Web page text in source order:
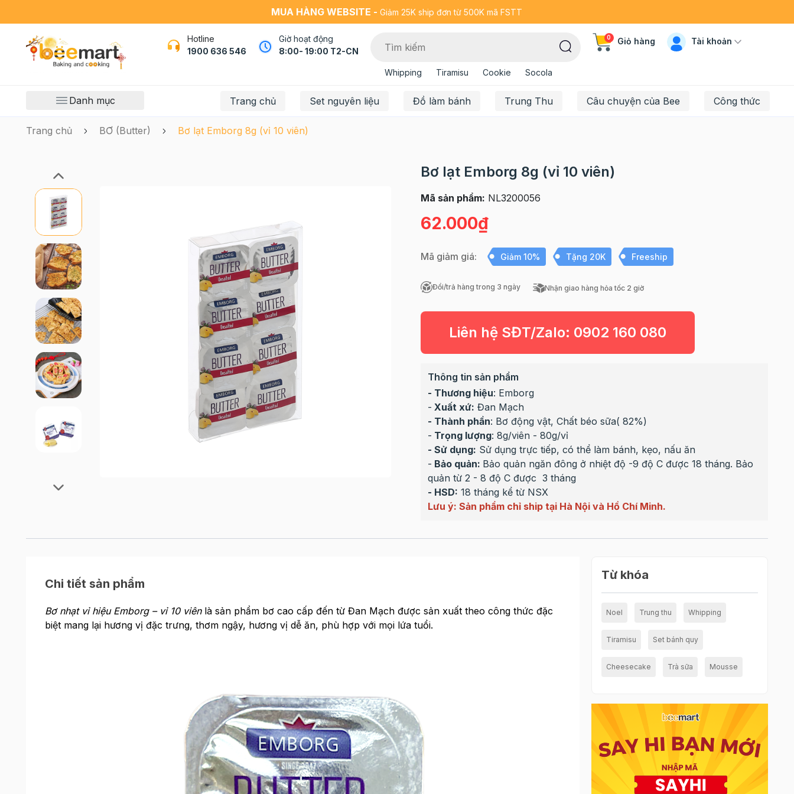
MUA HÀNG WEBSITE - Giảm 25K ship đơn từ 500K mã FSTT
Hotline
1900 636 546
Giờ hoạt động
8:00- 19:00 T2-CN
Whipping Tiramisu Cookie Socola
0 Giỏ hàng Tài khoản
Danh mục Trang chủ Set nguyên liệu Đồ làm bánh Trung Thu Câu chuyện của Bee Công thức
Trang chủ BƠ (Butter) Bơ lạt Emborg 8g (vỉ 10 viên)
Bơ lạt Emborg 8g (vỉ 10 viên)
Mã sản phẩm: NL3200056
62.000₫
Mã giảm giá: Giảm 10% Tặng 20K Freeship
Đổi/trả hàng trong 3 ngày Nhận giao hàng hỏa tốc 2 giờ
Liên hệ SĐT/Zalo: 0902 160 080
Thông tin sản phẩm
- Thương hiệu: Emborg
- Xuất xứ: Đan Mạch
- Thành phần: Bơ động vật, Chất béo sữa( 82%)
- Trọng lượng: 8g/viên - 80g/vỉ
- Sử dụng: Sử dụng trực tiếp, có thể làm bánh, kẹo, nấu ăn
- Bảo quản: Bảo quản ngăn đông ở nhiệt độ -9 độ C được 18 tháng. Bảo
quản từ 2 - 8 độ C được 3 tháng
- HSD: 18 tháng kể từ NSX
Lưu ý: Sản phẩm chỉ ship tại Hà Nội và Hồ Chí Minh.
Chi tiết sản phẩm
Bơ nhạt vỉ hiệu Emborg – vỉ 10 viênlà sản phẩm bơ cao cấp đến từ Đan Mạch được sản xuất theo công thức đặc
biệt mang lại hương vị đặc trưng, thơm ngậy, hương vị dễ ăn, phù hợp với mọi lứa tuổi.
Từ khóa
Noel Trung thu Whipping
Tiramisu Set bánh quy
Cheesecake Trà sữa Mousse